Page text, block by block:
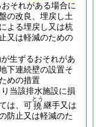
それがある場合に
の改良、埋戻し土
よる埋戻し又は杭
又は軽減のための
生ずるおそれがあ
下連続壁の設置そ
めの措置
当該排水施設に損
は、可撓
とう
継手又は
防止又は軽減のた